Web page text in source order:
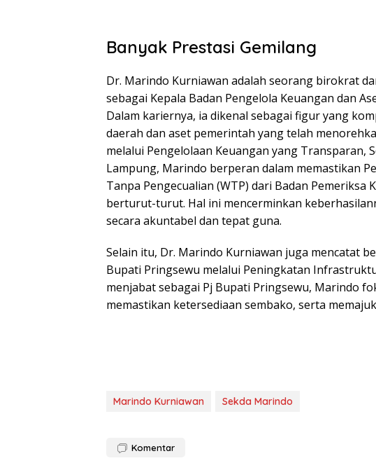
Banyak Prestasi Gemilang
Dr. Marindo Kurniawan adalah seorang birokrat
sebagai Kepala Badan Pengelola Keuangan dan
Dalam kariernya, ia dikenal sebagai figur yang
daerah dan aset pemerintah yang telah
melalui Pengelolaan Keuangan yang Transparan,
Lampung, Marindo berperan dalam memastikan
Tanpa Pengecualian (WTP) dari Badan Pemeriksa
berturut-turut. Hal ini mencerminkan
secara akuntabel dan tepat guna.
Selain itu, Dr. Marindo Kurniawan juga mencatat
Bupati Pringsewu melalui Peningkatan
menjabat sebagai Pj Bupati Pringsewu, Marindo
memastikan ketersediaan sembako, serta
Marindo Kurniawan Sekda Marindo
Komentar